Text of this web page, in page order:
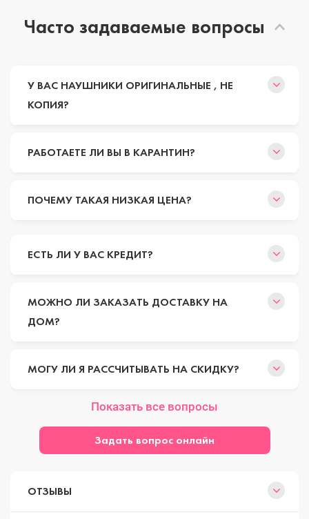
Часто задаваемые вопросы
У ВАС НАУШНИКИ ОРИГИНАЛЬНЫЕ , НЕ
КОПИЯ?
РАБОТАЕТЕ ЛИ ВЫ В КАРАНТИН?
ПОЧЕМУ ТАКАЯ НИЗКАЯ ЦЕНА?
ЕСТЬ ЛИ У ВАС КРЕДИТ?
МОЖНО ЛИ ЗАКАЗАТЬ ДОСТАВКУ НА
ДОМ?
МОГУ ЛИ Я РАССЧИТЫВАТЬ НА СКИДКУ?
Показать все вопросы
Задать вопрос онлайн
ОТЗЫВЫ